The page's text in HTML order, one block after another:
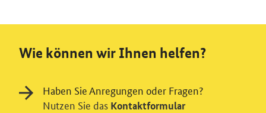
Wie können wir Ihnen helfen?
Haben Sie Anregungen oder Fragen?
Nutzen Sie das Kontaktformular